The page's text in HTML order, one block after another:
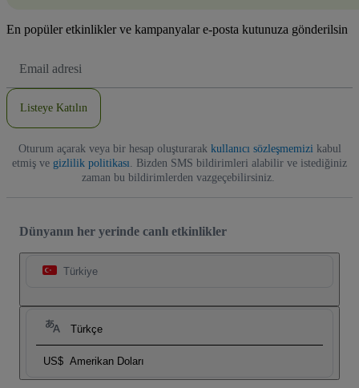
En popüler etkinlikler ve kampanyalar e-posta kutunuza gönderilsin
posta
Listeye Katılın
Oturum açarak veya bir hesap oluşturarak kullanıcı sözleşmemizikabul
etmiş ve gizlilik politikası. Bizden SMS bildirimleri alabilir ve istediğiniz
zaman bu bildirimlerden vazgeçebilirsiniz.
Dünyanın her yerinde canlı etkinlikler
Türkiye
Türkçe
US$ Amerikan Doları